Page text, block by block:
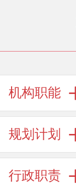
机构职能
规划计划
行政职责